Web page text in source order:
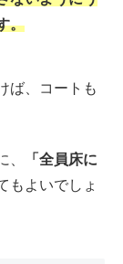
。
ば、コートも
、
「全員床に
もよいでしょ